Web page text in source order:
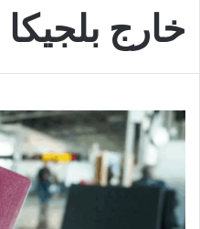
خارج بلجيكا